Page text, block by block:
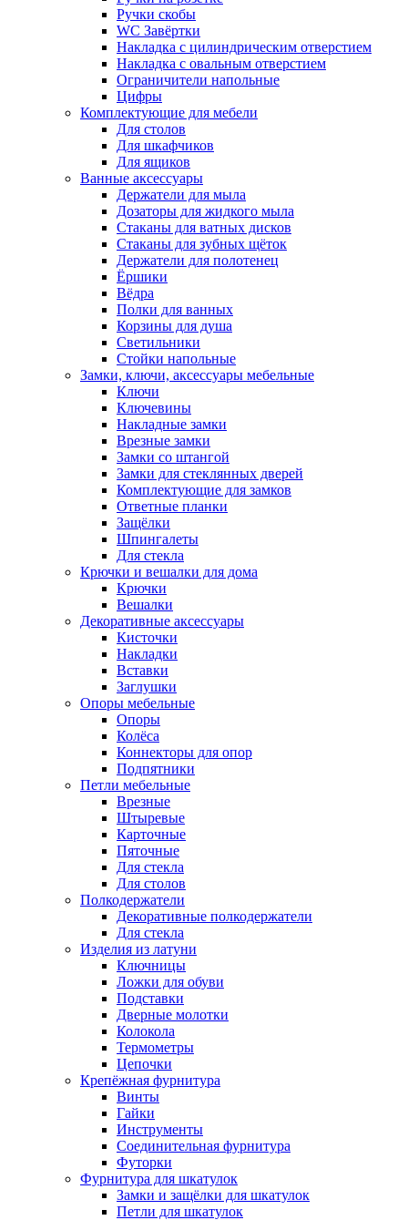
Ручки скобы
WC Завёртки
Накладка с цилиндрическим отверстием
Накладка с овальным отверстием
Ограничители напольные
Цифры
Комплектующие для мебели
Для столов
Для шкафчиков
Для ящиков
Ванные аксессуары
Держатели для мыла
Дозаторы для жидкого мыла
Стаканы для ватных дисков
Стаканы для зубных щёток
Держатели для полотенец
Ёршики
Вёдра
Полки для ванных
Корзины для душа
Светильники
Стойки напольные
Замки, ключи, аксессуары мебельные
Ключи
Ключевины
Накладные замки
Врезные замки
Замки со штангой
Замки для стеклянных дверей
Комплектующие для замков
Ответные планки
Защёлки
Шпингалеты
Для стекла
Крючки и вешалки для дома
Крючки
Вешалки
Декоративные аксессуары
Кисточки
Накладки
Вставки
Заглушки
Опоры мебельные
Опоры
Колёса
Коннекторы для опор
Подпятники
Петли мебельные
Врезные
Штыревые
Карточные
Пяточные
Для стекла
Для столов
Полкодержатели
Декоративные полкодержатели
Для стекла
Изделия из латуни
Ключницы
Ложки для обуви
Подставки
Дверные молотки
Колокола
Термометры
Цепочки
Крепёжная фурнитура
Винты
Гайки
Инструменты
Соединительная фурнитура
Футорки
Фурнитура для шкатулок
Замки и защёлки для шкатулок
Петли для шкатулок